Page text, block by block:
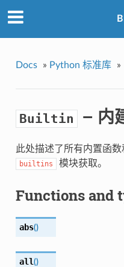
Docs » Python 标准库 »
Builtin – 内
此处描述了所有内置函
builtins 模块获取。
Functions and
abs()
all()